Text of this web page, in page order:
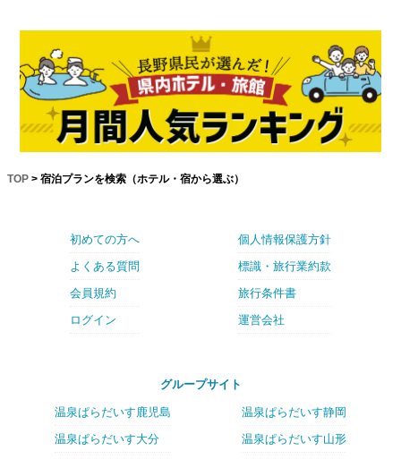
TOP > 宿泊プランを検索（ホテル・宿から選ぶ）
初めての方へ
よくある質問
会員規約
ログイン
個人情報保護方針
標識・旅行業約款
旅行条件書
運営会社
グループサイト
温泉ぱらだいす鹿児島
温泉ぱらだいす大分
温泉ぱらだいす静岡
温泉ぱらだいす山形